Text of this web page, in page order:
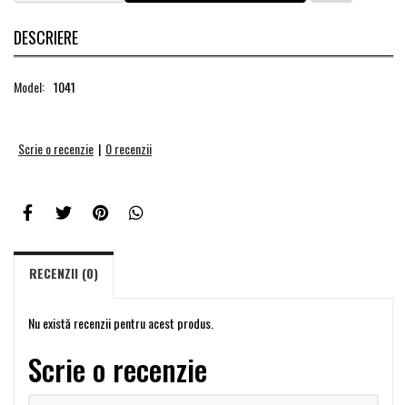
DESCRIERE
Model: 1041
Scrie o recenzie | 0 recenzii
RECENZII (0)
Nu există recenzii pentru acest produs.
Scrie o recenzie